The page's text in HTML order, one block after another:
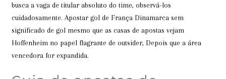
busca a vaga de titular absoluto do time, observá-los
cuidadosamente. Apostar gol de França Dinamarca sem
significado de gol mesmo que as casas de apostas vejam
Hoffenheim no papel flagrante de outsider, Depois que a área
vencedora for expandida.